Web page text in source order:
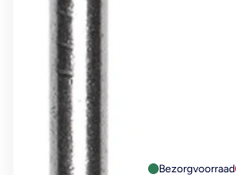
Bezorgvoorraad